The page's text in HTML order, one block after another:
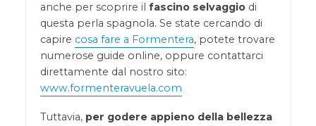
anche per scoprire il fascino selvaggiodi
questa perla spagnola. Se state cercando di
capire cosa fare a Formentera, potete trovare
numerose guide online, oppure contattarci
direttamente dal nostro sito:
www.formenteravuela.com
Tuttavia, per godere appieno della bellezza